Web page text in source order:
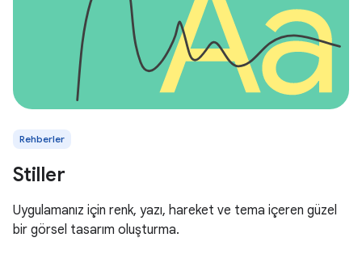
Rehberler
Stiller
Uygulamanız için renk, yazı, hareket ve tema içeren güzel
bir görsel tasarım oluşturma.